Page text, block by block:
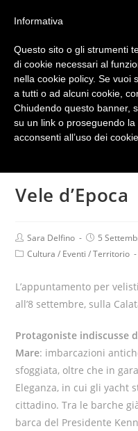
Vele d’Epoca
Sara Delfino
5
Cultura / Eventi /Territorio
L’appuntamento per
all’8 settembre, sulla
Protagoniste indiscusse
Mare: imbarcazioni
sfoggiata, oltre che in
Eleganza, in cui gli yacht
cittadino. Tra le barche
barca del Presidente
Informativa
Questo sito o gli strumenti
di cookie necessari al
nella cookie policy. Se vuoi
a tutti o ad alcuni cookie,
Chiudendo questo banner,
su un link o proseguendo
acconsenti all’uso dei cookie.